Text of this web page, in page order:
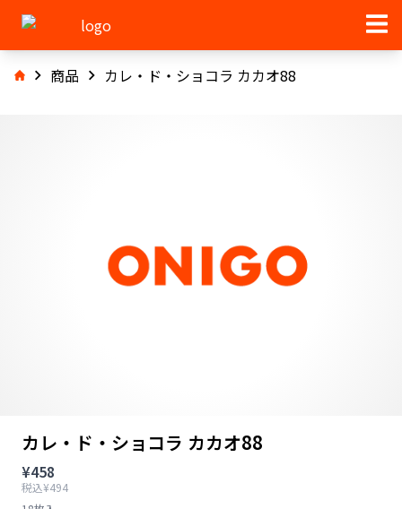
商品 カレ・ド・ショコラ カカオ88
カレ・ド・ショコラ カカオ88
¥458
税込¥494